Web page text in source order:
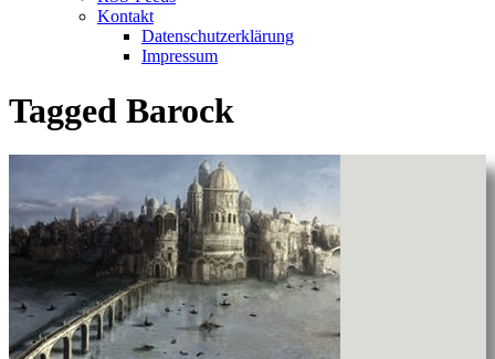
Kontakt
Datenschutzerklärung
Impressum
Tagged Barock